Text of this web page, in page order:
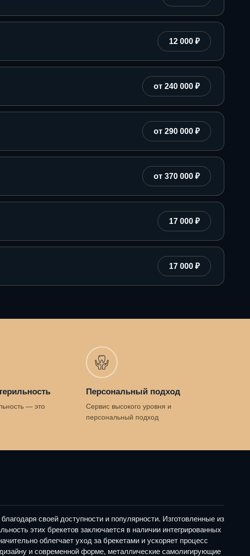
12 000 ₽
от 240 000 ₽
от 290 000 ₽
от 370 000 ₽
17 000 ₽
17 000 ₽
— это
Персональный подход
Сервис высокого уровня и
персональный подход
своей доступности и популярности. Изготовленные из
этих брекетов заключается в наличии интегрированных
облегчает уход за брекетами и ускоряет процесс
и современной форме, металлические самолигирующие